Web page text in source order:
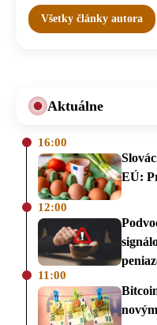
Všetky články autora
Aktuálne
16:00
EÚ:
12:00
11:00